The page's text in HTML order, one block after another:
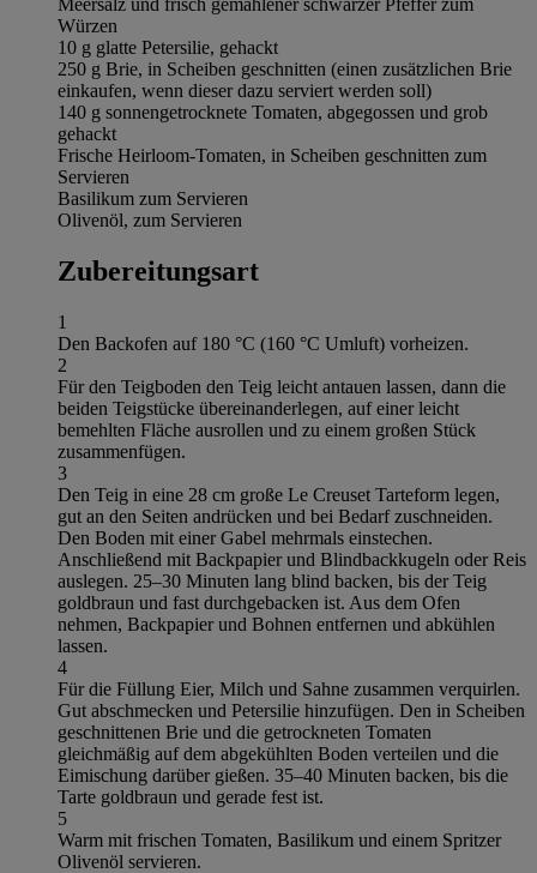
Würzen
10 g glatte Petersilie, gehackt
250 g Brie, in Scheiben geschnitten (einen zusätzlichen Brie
einkaufen, wenn dieser dazu serviert werden soll)
140 g sonnengetrocknete Tomaten, abgegossen und grob
gehackt
Frische Heirloom-Tomaten, in Scheiben geschnitten zum
Servieren
Basilikum zum Servieren
Olivenöl, zum Servieren
Zubereitungsart
1
Den Backofen auf 180 °C (160 °C Umluft) vorheizen.
2
Für den Teigboden den Teig leicht antauen lassen, dann die
beiden Teigstücke übereinanderlegen, auf einer leicht
bemehlten Fläche ausrollen und zu einem großen Stück
zusammenfügen.
3
Den Teig in eine 28 cm große Le Creuset Tarteform legen,
gut an den Seiten andrücken und bei Bedarf zuschneiden.
Den Boden mit einer Gabel mehrmals einstechen.
Anschließend mit Backpapier und Blindbackkugeln oder Reis
auslegen. 25–30 Minuten lang blind backen, bis der Teig
goldbraun und fast durchgebacken ist. Aus dem Ofen
nehmen, Backpapier und Bohnen entfernen und abkühlen
lassen.
4
Für die Füllung Eier, Milch und Sahne zusammen verquirlen.
Gut abschmecken und Petersilie hinzufügen. Den in Scheiben
geschnittenen Brie und die getrockneten Tomaten
gleichmäßig auf dem abgekühlten Boden verteilen und die
Eimischung darüber gießen. 35–40 Minuten backen, bis die
Tarte goldbraun und gerade fest ist.
5
Warm mit frischen Tomaten, Basilikum und einem Spritzer
Olivenöl servieren.